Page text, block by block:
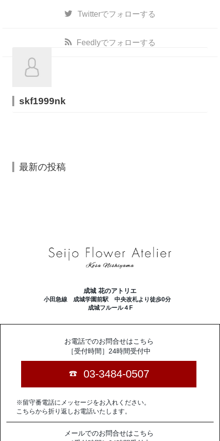
Twitterでフォローする
Feedlyでフォローする
skf1999nk
最新の投稿
成城 花のアトリエ
小田急線 成城学園前駅 中央改札より徒歩0分
成城フルール４F
お電話でのお問合せはこちら
［受付時間］24時間受付中
03-3484-0507
※留守番電話にメッセージをお入れください。
こちらから折り返しお電話いたします。
メールでのお問合せはこちら